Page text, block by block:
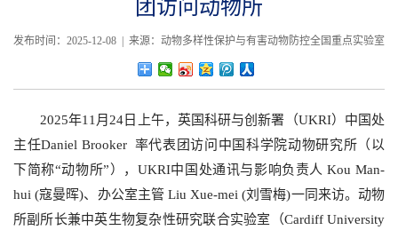
团访问动物所
发布时间：2025-12-08 | 来源：动物多样性保护与有害动物防控全国重点实验室
2025年11月24日上午，英国科研与创新署（UKRI）中国处
主任Daniel Brooker 率代表团访问中国科学院动物研究所（以
下简称“动物所”），UKRI中国处通讯与影响负责人 Kou Man-
hui (寇曼晖)、办公室主管 Liu Xue-mei (刘雪梅)一同来访。动物
所副所长兼中英生物复杂性研究联合实验室（Cardiff University